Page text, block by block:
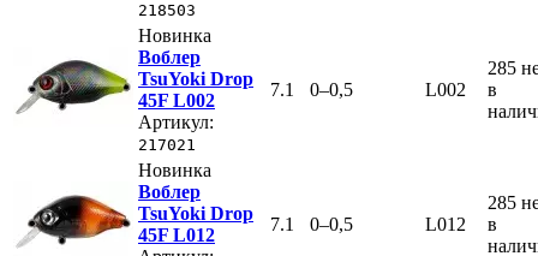
218503
Новинка
Воблер
TsuYoki Drop
45F L002
Артикул:
217021
7.1 0–0,5 L002
285
в
Новинка
Воблер
TsuYoki Drop
45F L012
7.1 0–0,5 L012
285
в